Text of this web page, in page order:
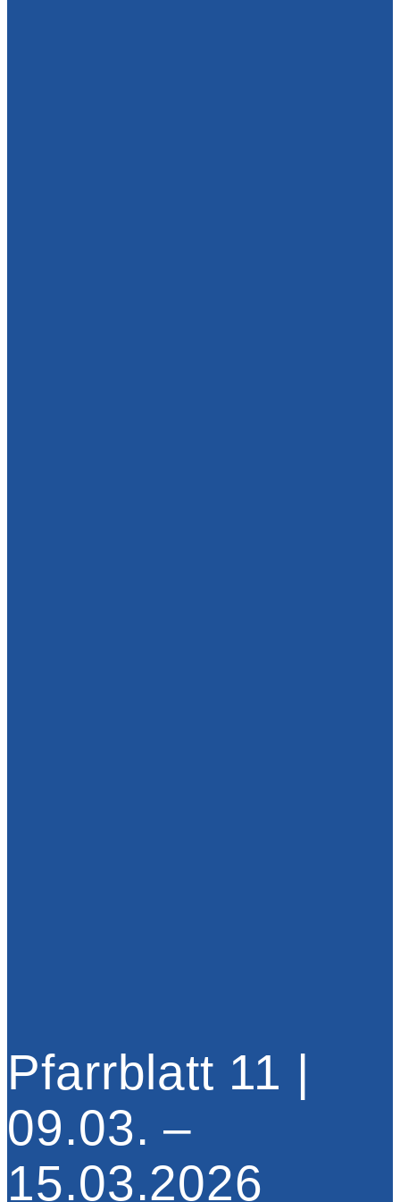
Pfarrblatt 11 |
09.03. –
15.03.2026